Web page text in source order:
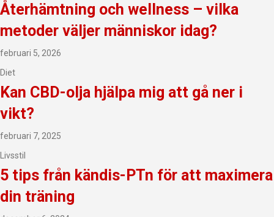
Återhämtning och wellness – vilka
metoder väljer människor idag?
februari 5, 2026
Diet
Kan CBD-olja hjälpa mig att gå ner i
vikt?
februari 7, 2025
Livsstil
5 tips från kändis-PTn för att maximera
din träning